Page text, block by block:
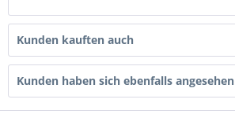
Kunden kauften auch
Kunden haben sich ebenfalls angesehen